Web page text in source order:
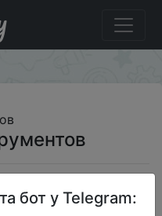
бот у Telegram: